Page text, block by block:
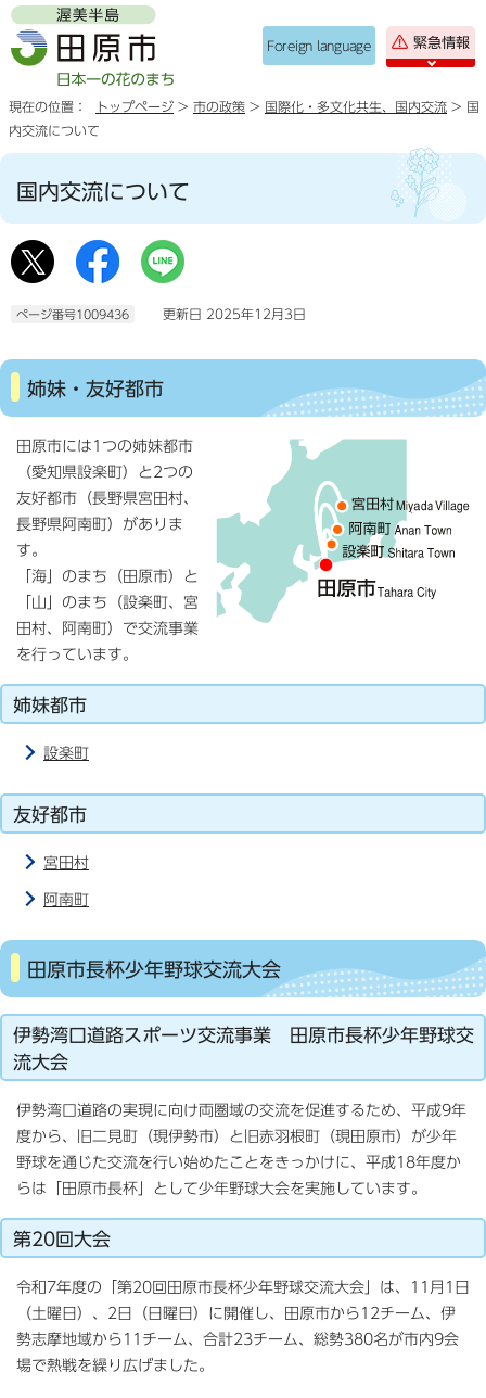
Foreign language 緊急情報
現在の位置： トップページ > 市の政策 > 国際化・多文化共生、国内交流 > 国
内交流について
国内交流について
ページ番号1009436 更新日 2025年12月3日
姉妹・友好都市
田原市には1つの姉妹都市
（愛知県設楽町）と2つの
友好都市（長野県宮田村、
長野県阿南町）がありま
す。
「海」のまち（田原市）と
「山」のまち（設楽町、宮
田村、阿南町）で交流事業
を行っています。
姉妹都市
設楽町
友好都市
宮田村
阿南町
田原市長杯少年野球交流大会
伊勢湾口道路スポーツ交流事業 田原市長杯少年野球交
流大会
伊勢湾口道路の実現に向け両圏域の交流を促進するため、平成9年
度から、旧二見町（現伊勢市）と旧赤羽根町（現田原市）が少年
野球を通じた交流を行い始めたことをきっかけに、平成18年度か
らは「田原市長杯」として少年野球大会を実施しています。
第20回大会
令和7年度の「第20回田原市長杯少年野球交流大会」は、11月1日
（土曜日）、2日（日曜日）に開催し、田原市から12チーム、伊
勢志摩地域から11チーム、合計23チーム、総勢380名が市内9会
場で熱戦を繰り広げました。